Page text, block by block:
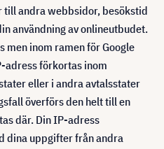
andra webbsidor, besökstid
användning av onlineutbudet.
men inom ramen för Google
adress förkortas inom
eller i andra avtalsstater
överförs den helt till en
där. Din IP-adress
dina uppgifter från andra